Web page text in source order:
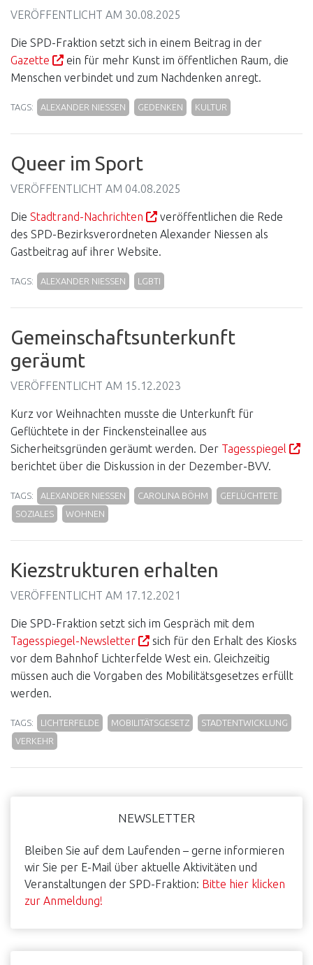
VERÖFFENTLICHT AM 30.08.2025
Die SPD-Fraktion setzt sich in einem Beitrag in der
Gazette
ein für mehr Kunst im öffentlichen Raum, die
Menschen verbindet und zum Nachdenken anregt.
TAGS: ALEXANDER NIESSEN GEDENKEN KULTUR
Queer im Sport
VERÖFFENTLICHT AM 04.08.2025
Die Stadtrand-Nachrichten
veröffentlichen die Rede
des SPD-Bezirksverordneten Alexander Niessen als
Gastbeitrag auf ihrer Website.
TAGS: ALEXANDER NIESSEN LGBTI
Gemeinschaftsunterkunft
geräumt
VERÖFFENTLICHT AM 15.12.2023
Kurz vor Weihnachten musste die Unterkunft für
Geflüchtete in der Finckensteinallee aus
Sicherheitsgründen geräumt werden. Der Tagesspiegel
berichtet über die Diskussion in der Dezember-BVV.
TAGS: ALEXANDER NIESSEN CAROLINA BÖHM
GEFLÜCHTETE
SOZIALES
WOHNEN
Kiezstrukturen erhalten
VERÖFFENTLICHT AM 17.12.2021
Die SPD-Fraktion setzt sich im Gespräch mit dem
Tagesspiegel-Newsletter
sich für den Erhalt des Kiosks
vor dem Bahnhof Lichterfelde West ein. Gleichzeitig
müssen auch die Vorgaben des Mobilitätsgesetzes erfüllt
werden.
TAGS: LICHTERFELDE MOBILITÄTSGESETZ
STADTENTWICKLUNG
VERKEHR
NEWSLETTER
Bleiben Sie auf dem Laufenden – gerne informieren
wir Sie per E-Mail über aktuelle Aktivitäten und
Veranstaltungen der SPD-Fraktion: Bitte hier klicken
zur Anmeldung!